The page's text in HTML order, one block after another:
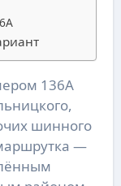
шинного
—